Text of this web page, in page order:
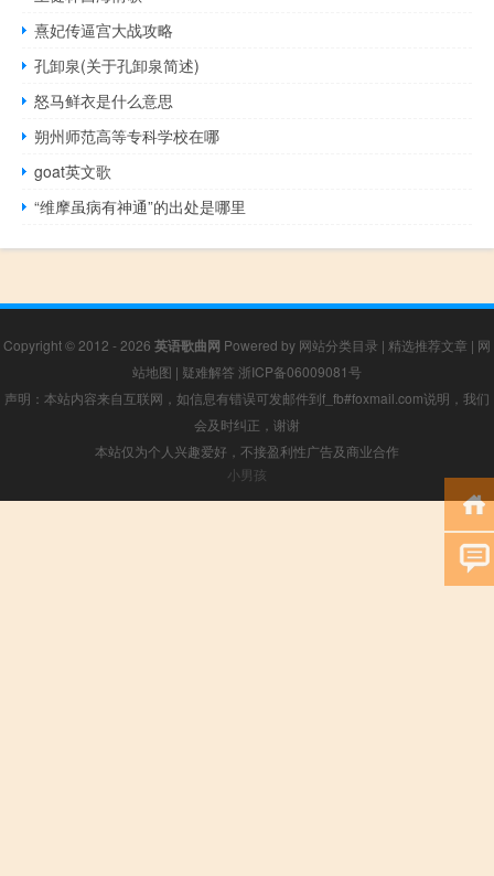
熹妃传逼宫大战攻略
孔卸泉(关于孔卸泉简述)
怒马鲜衣是什么意思
朔州师范高等专科学校在哪
goat英文歌
“维摩虽病有神通”的出处是哪里
Copyright © 2012 - 2026 英语歌曲网 Powered by 网站分类目录 | 精选推荐文章 | 网
站地图 | 疑难解答 浙ICP备06009081号
声明：本站内容来自互联网，如信息有错误可发邮件到f_fb#foxmail.com说明，我们
会及时纠正，谢谢
本站仅为个人兴趣爱好，不接盈利性广告及商业合作
小男孩